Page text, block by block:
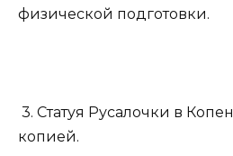
физической подготовки.
3. Статуя Русалочки в
копией.